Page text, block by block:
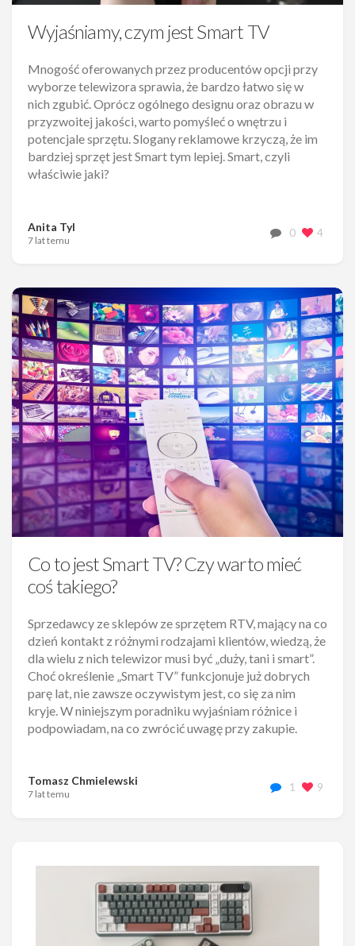
Wyjaśniamy, czym jest Smart TV
Mnogość oferowanych przez producentów opcji przy
wyborze telewizora sprawia, że bardzo łatwo się w
nich zgubić. Oprócz ogólnego designu oraz obrazu w
przyzwoitej jakości, warto pomyśleć o wnętrzu i
potencjale sprzętu. Slogany reklamowe krzyczą, że im
bardziej sprzęt jest Smart tym lepiej. Smart, czyli
właściwie jaki?
Anita Tyl
7 lat temu
0 4
Co to jest Smart TV? Czy warto mieć
coś takiego?
Sprzedawcy ze sklepów ze sprzętem RTV, mający na co
dzień kontakt z różnymi rodzajami klientów, wiedzą, że
dla wielu z nich telewizor musi być „duży, tani i smart”.
Choć określenie „Smart TV” funkcjonuje już dobrych
parę lat, nie zawsze oczywistym jest, co się za nim
kryje. W niniejszym poradniku wyjaśniam różnice i
podpowiadam, na co zwrócić uwagę przy zakupie.
Tomasz Chmielewski
7 lat temu
1 9